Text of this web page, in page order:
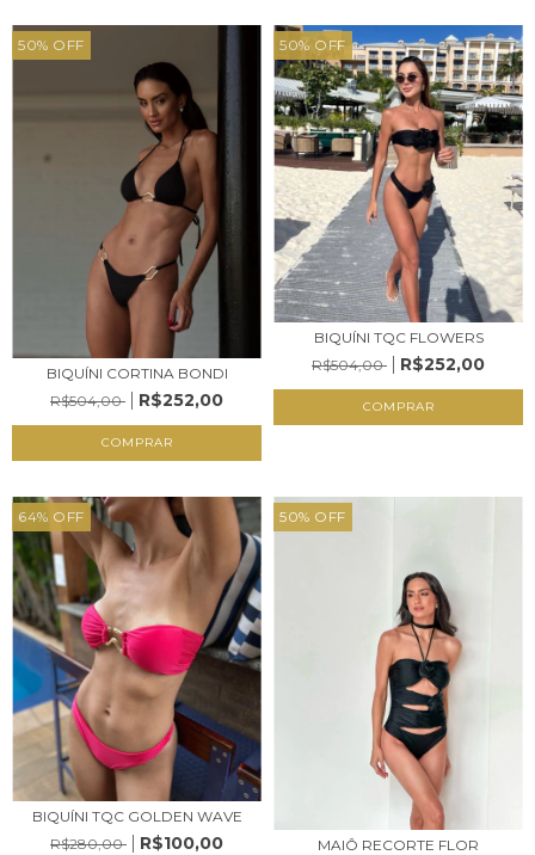
50% OFF
BIQUÍNI CORTINA BONDI
R$504,00
R$252,00
COMPRAR
50% OFF
BIQUÍNI TQC FLOWERS
R$504,00
R$252,00
COMPRAR
64% OFF
BIQUÍNI TQC GOLDEN WAVE
R$280,00
R$100,00
50% OFF
MAIÔ RECORTE FLOR